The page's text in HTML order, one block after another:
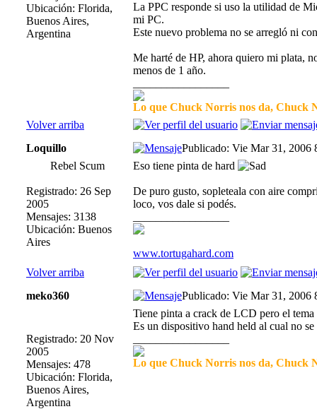
Ubicación: Florida,
Buenos Aires,
Argentina
La PPC responde si uso la utilidad de
mi PC.
Este nuevo problema no se arregló ni
Me harté de HP, ahora quiero mi plata,
menos de 1 año.
Lo que Chuck Norris nos da, Chuck
Volver arriba
Loquillo
Publicado: Vie Mar 31, 2006
Rebel Scum
Registrado: 26 Sep
2005
Mensajes: 3138
Ubicación: Buenos
Aires
Eso tiene pinta de hard
De puro gusto, sopleteala con aire
loco, vos dale si podés.
www.tortugahard.com
Volver arriba
meko360
Publicado: Vie Mar 31, 2006
Registrado: 20 Nov
2005
Mensajes: 478
Ubicación: Florida,
Buenos Aires,
Argentina
Tiene pinta a crack de LCD pero el
Es un dispositivo hand held al cual no
Lo que Chuck Norris nos da, Chuck